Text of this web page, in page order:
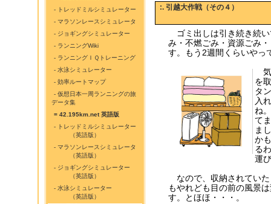
- トレッドミルシミュレーター
- マラソンレースシミュレータ
- ジョギングシミュレーター
- ランニングWiki
- ランニングＩＱトレーニング
- 水泳シミュレーター
- 効率ルートマップ
- 仮想日本一周ランニングの旅
データ集
= 42.195km.net 英語版
- トレッドミルシミュレーター
（英語版）
- マラソンレースシミュレータ
（英語版）
- ジョギングシミュレーター
（英語版）
- 水泳シミュレーター
（英語版）
:. 引越大作戦（その４）
ゴミ出しは引き続き続
み・不燃ごみ・資源ごみ
す。もう2週間くらいやっ
気
を
タ
入
ね
て
ま
か
る
運
なので、収納されてい
もやれども目の前の風景
す。とほほ・・・。